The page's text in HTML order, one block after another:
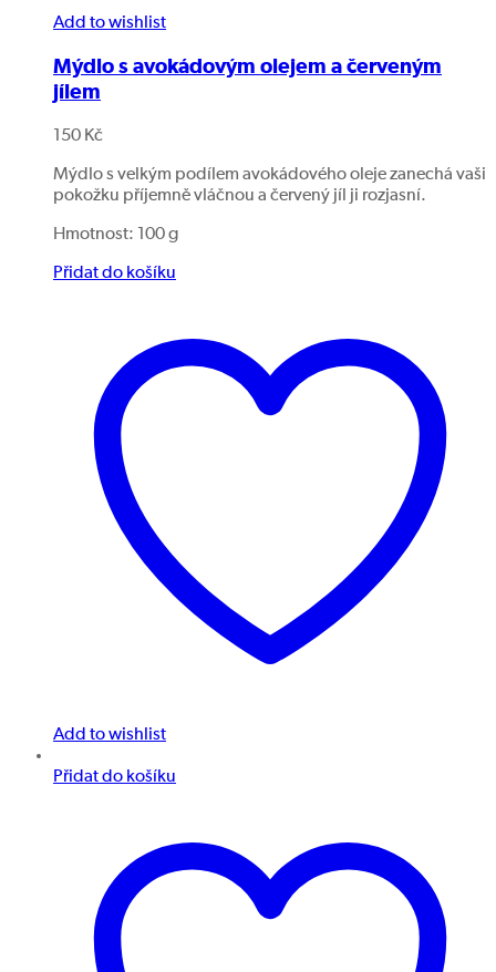
Add to wishlist
Mýdlo s avokádovým olejem a červeným
jílem
150 Kč
Mýdlo s velkým podílem avokádového oleje zanechá vaši
pokožku příjemně vláčnou a červený jíl ji rozjasní.
Hmotnost: 100 g
Přidat do košíku
Add to wishlist
Přidat do košíku